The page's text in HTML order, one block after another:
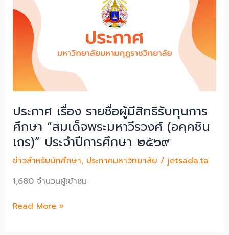
ประเภท
วิชาชีพ
ตั้ง
เป็น
บุคลากร
ประ
จํา
ปีงบประมาณ
๒๕๖๙
ที่
การ
ศึกษา
ปริญญา
(ภาค
พิเศษ)
มหาวิทยาลัย
มหา
มกุฏ
วิทยาลัย
การ
ประกาศ เรื่อง รายชื่อผู้มีสิทธิรับทุนการ
ศึกษา “สมเด็จพระมหาวีรวงศ์ (อคฺคชิน
เถร)” ประจําปีการศึกษา ๒๕๖๙
ข่าวสำหรับนักศึกษา, ประกาศมหาวิทยาลัย / jetsada.ta
1,680 จำนวนผู้เข้าชม
ประกาศ
ราย
Read More »